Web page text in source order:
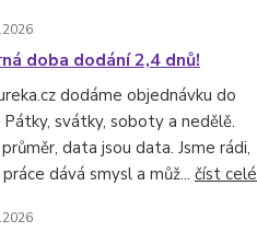
doba dodání 2,4 dnů!
dodáme objednávku do
Pátky, svátky, soboty a nedělě.
data jsou data. Jsme rádi,
dává smysl a můž... číst celé